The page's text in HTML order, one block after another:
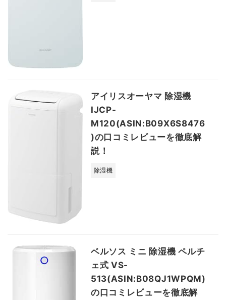
アイリスオーヤマ 除湿機
IJCP-
M120(ASIN:B09X6S8476
)の口コミレビューを徹底解
説！
除湿機
ベルソス ミニ 除湿機 ペルチ
ェ式 VS-
513(ASIN:B08QJ1WPQM)
の口コミレビューを徹底解